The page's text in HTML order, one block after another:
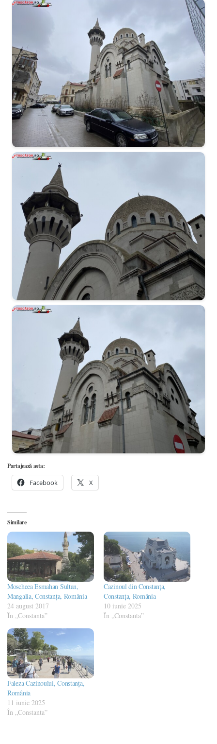
Partajează asta:
Facebook X
Similare
Moscheea Esmahan Sultan,
Mangalia, Constanța, România
24 august 2017
În „Constanta”
Cazinoul din Constanța,
Constanța, România
10 iunie 2025
În „Constanta”
Faleza Cazinoului, Constanța,
România
11 iunie 2025
În „Constanta”